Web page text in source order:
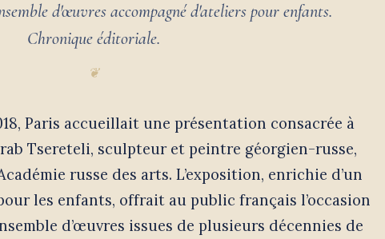
d'œuvres accompagné d'ateliers pour enfants.
Chronique éditoriale.
Paris accueillait une présentation consacrée à
Tsereteli, sculpteur et peintre géorgien-russe,
russe des arts. L’exposition, enrichie d’un
les enfants, offrait au public français l’occasion
d’œuvres issues de plusieurs décennies de